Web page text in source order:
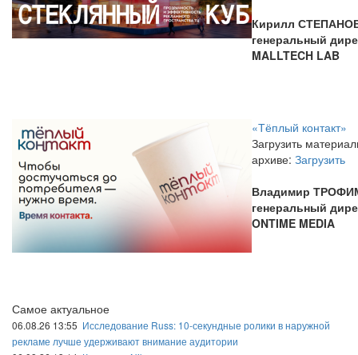
Кирилл
генеральный
MALLTECH LAB
«Тёплый контакт»
Загрузить
архиве: Загрузить
Владимир
генеральный
ONTIME MEDIA
Самое актуальное
06.08.26 13:55 Исследование Russ: 10-секундные ролики в наружной
рекламе лучше удерживают внимание аудитории